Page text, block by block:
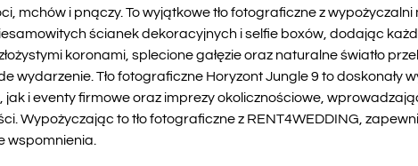
mchów i pnączy. To wyjątkowe tło fotograficzne z wypożyczalni
ścianek dekoracyjnych i selfie boxów, dodając
koronami, splecione gałęzie oraz naturalne światło
wydarzenie. Tło fotograficzne Horyzont Jungle 9 to doskonały
i eventy firmowe oraz imprezy okolicznościowe,
Wypożyczając to tło fotograficzne z RENT4WEDDING,
wspomnienia.